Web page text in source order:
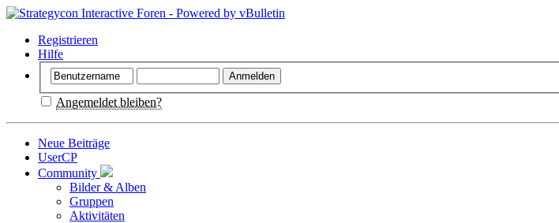
Registrieren
Hilfe
Angemeldet bleiben?
Neue Beiträge
UserCP
Community
Bilder & Alben
Gruppen
Aktivitäten